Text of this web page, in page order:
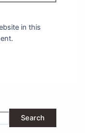
in this
Search